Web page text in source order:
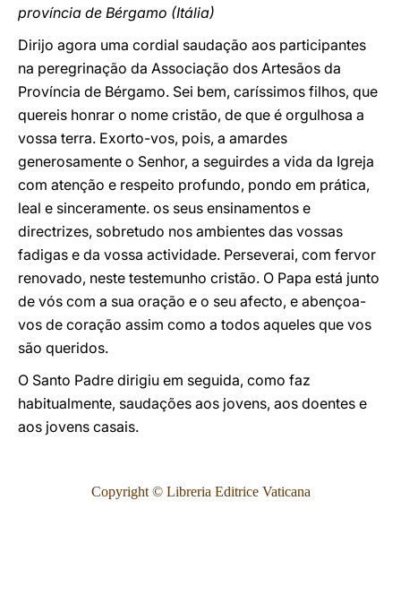
província de Bérgamo (Itália)
Dirijo agora uma cordial saudação aos participantes
na peregrinação da Associação dos Artesãos da
Província de Bérgamo. Sei bem, caríssimos filhos, que
quereis honrar o nome cristão, de que é orgulhosa a
vossa terra. Exorto-vos, pois, a amardes
generosamente o Senhor, a seguirdes a vida da Igreja
com atenção e respeito profundo, pondo em prática,
leal e sinceramente. os seus ensinamentos e
directrizes, sobretudo nos ambientes das vossas
fadigas e da vossa actividade. Perseverai, com fervor
renovado, neste testemunho cristão. O Papa está junto
de vós com a sua oração e o seu afecto, e abençoa-
vos de coração assim como a todos aqueles que vos
são queridos.
O Santo Padre dirigiu em seguida, como faz
habitualmente, saudações aos jovens, aos doentes e
aos jovens casais.
Copyright © Libreria Editrice Vaticana